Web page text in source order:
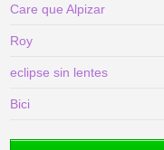
Care que Alpizar
Roy
eclipse sin lentes
Bici